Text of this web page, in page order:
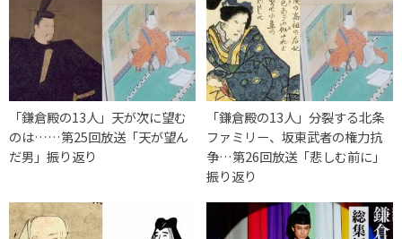
「鎌倉殿の13人」天が次に望む
のは……第25回放送「天が望ん
だ男」振り返り
「鎌倉殿の13人」分裂する北条
ファミリー、坂東武者の権力抗
争…第26回放送「悲しむ前に」
振り返り